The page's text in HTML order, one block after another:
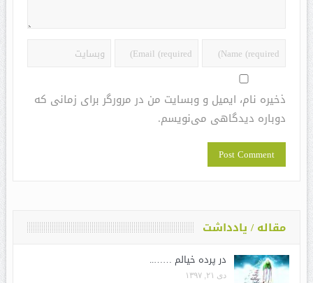
ذخیره نام، ایمیل و وبسایت من در مرورگر برای زمانی که
دوباره دیدگاهی می‌نویسم.
مقاله / یادداشت
در پرده خیالم ……..
دی ۲۱, ۱۳۹۷